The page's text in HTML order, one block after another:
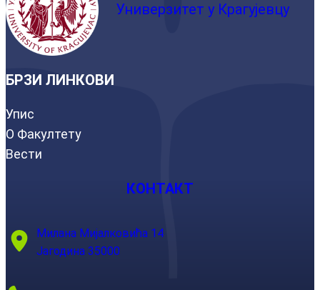
Универзитет у Крагујевцу
БРЗИ ЛИНКОВИ
Упис
О Факултету
Вести
КОНТАКТ
Милана Мијалковића 14
Јагодина 35000